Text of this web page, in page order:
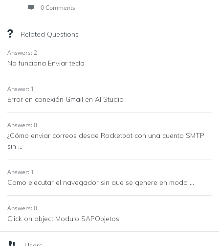
0 Comments
Related Questions
Answers: 2
No funciona Enviar tecla
Answer: 1
Error en conexión Gmail en AI Studio
Answers: 0
¿Cómo enviar correos desde Rocketbot con una cuenta SMTP
sin ...
Answer: 1
Como ejecutar el navegador sin que se genere en modo ...
Answers: 0
Click on object Modulo SAPObjetos